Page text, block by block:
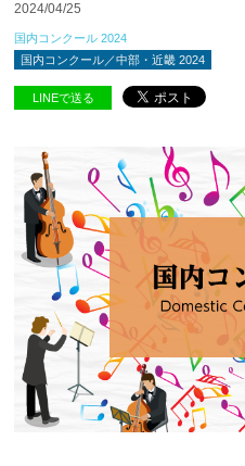
2024/04/25
国内コンクール 2024
国内コンクール／中部・近畿 2024
LINEで送る